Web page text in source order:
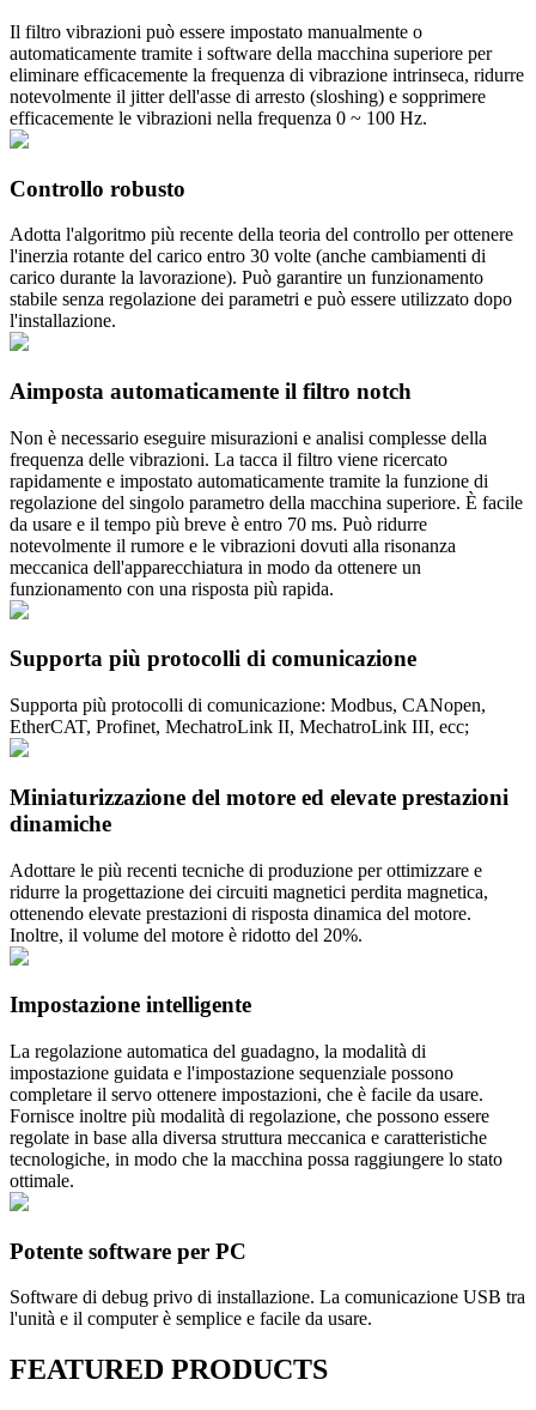
Il filtro vibrazioni può essere impostato manualmente o
automaticamente tramite i software della macchina superiore per
eliminare efficacemente la frequenza di vibrazione intrinseca, ridurre
notevolmente il jitter dell'asse di arresto (sloshing) e sopprimere
efficacemente le vibrazioni nella frequenza 0 ~ 100 Hz.
Controllo robusto
Adotta l'algoritmo più recente della teoria del controllo per ottenere
l'inerzia rotante del carico entro 30 volte (anche cambiamenti di
carico durante la lavorazione). Può garantire un funzionamento
stabile senza regolazione dei parametri e può essere utilizzato dopo
l'installazione.
Aimposta automaticamente il filtro notch
Non è necessario eseguire misurazioni e analisi complesse della
frequenza delle vibrazioni. La tacca il filtro viene ricercato
rapidamente e impostato automaticamente tramite la funzione di
regolazione del singolo parametro della macchina superiore. È facile
da usare e il tempo più breve è entro 70 ms. Può ridurre
notevolmente il rumore e le vibrazioni dovuti alla risonanza
meccanica dell'apparecchiatura in modo da ottenere un
funzionamento con una risposta più rapida.
Supporta più protocolli di comunicazione
Supporta più protocolli di comunicazione: Modbus, CANopen,
EtherCAT, Profinet, MechatroLink II, MechatroLink III, ecc;
Miniaturizzazione del motore ed elevate prestazioni
dinamiche
Adottare le più recenti tecniche di produzione per ottimizzare e
ridurre la progettazione dei circuiti magnetici perdita magnetica,
ottenendo elevate prestazioni di risposta dinamica del motore.
Inoltre, il volume del motore è ridotto del 20%.
Impostazione intelligente
La regolazione automatica del guadagno, la modalità di
impostazione guidata e l'impostazione sequenziale possono
completare il servo ottenere impostazioni, che è facile da usare.
Fornisce inoltre più modalità di regolazione, che possono essere
regolate in base alla diversa struttura meccanica e caratteristiche
tecnologiche, in modo che la macchina possa raggiungere lo stato
ottimale.
Potente software per PC
Software di debug privo di installazione. La comunicazione USB tra
l'unità e il computer è semplice e facile da usare.
FEATURED PRODUCTS